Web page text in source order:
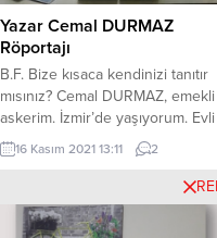
Yazar Cemal DURMAZ
Röportajı
B.F. Bize kısaca kendinizi tanıtır
mısınız? Cemal DURMAZ, emekli
askerim. İzmir’de yaşıyorum.
çocuk babasıyım. Son dört yılımı
Vicdanların Adaleti-Ergamalı
Romanımı yazmak, kurgusunu
düzenlemekle geçirdim. Üç veya
dört kitap olacak şekilde
16 Kasım 2021 13:11 2